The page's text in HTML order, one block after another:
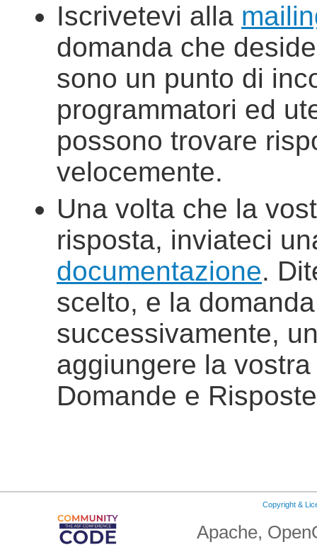
Iscrivetevi alla
domanda che
sono un punto di
programmatori ed
possono trovare
velocemente.
Una volta che la
risposta, inviateci
documentazione.
scelto, e la
successivamente,
aggiungere la
Domande e
Copyright &
Apache,